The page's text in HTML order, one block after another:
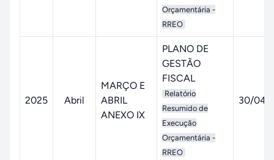
Orçamentária -
RREO
2025 Abril
MARÇO E
ABRIL
ANEXO IX
PLANO DE
GESTÃO
FISCAL
Relatório
Resumido de
Execução
Orçamentária -
RREO
30/04/